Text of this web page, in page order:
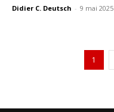
Didier C. Deutsch - 9 mai 2025
1